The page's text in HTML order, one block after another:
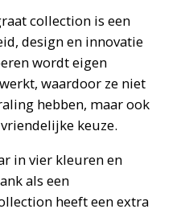
collection is een
design en innovatie
wordt eigen
waardoor ze niet
hebben, maar ook
keuze.
in vier kleuren en
als een
heeft een extra